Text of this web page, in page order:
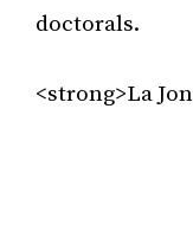
doctorals.
<strong>La